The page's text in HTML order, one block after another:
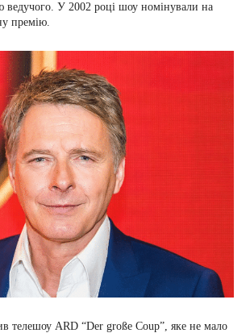
ведучого. У 2002 році шоу номінували на
премію.
телешоу ARD “Der große Coup”, яке не мало